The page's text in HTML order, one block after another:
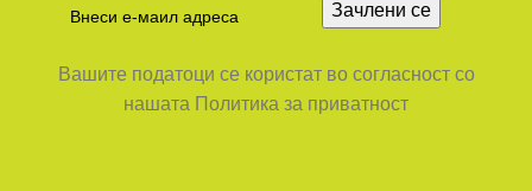
Вашите податоци се користат во согласност со
нашата Политика за приватност